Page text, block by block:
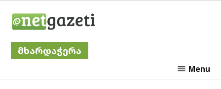
მხარდაჭერა
Menu